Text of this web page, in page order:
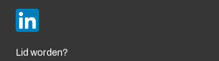
Lid worden?